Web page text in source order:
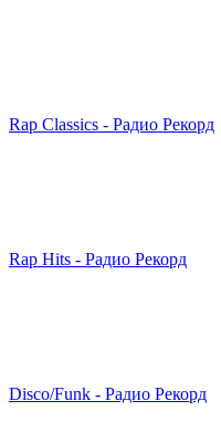
Rap Classics - Радио Рекорд
Rap Hits - Радио Рекорд
Disco/Funk - Радио Рекорд